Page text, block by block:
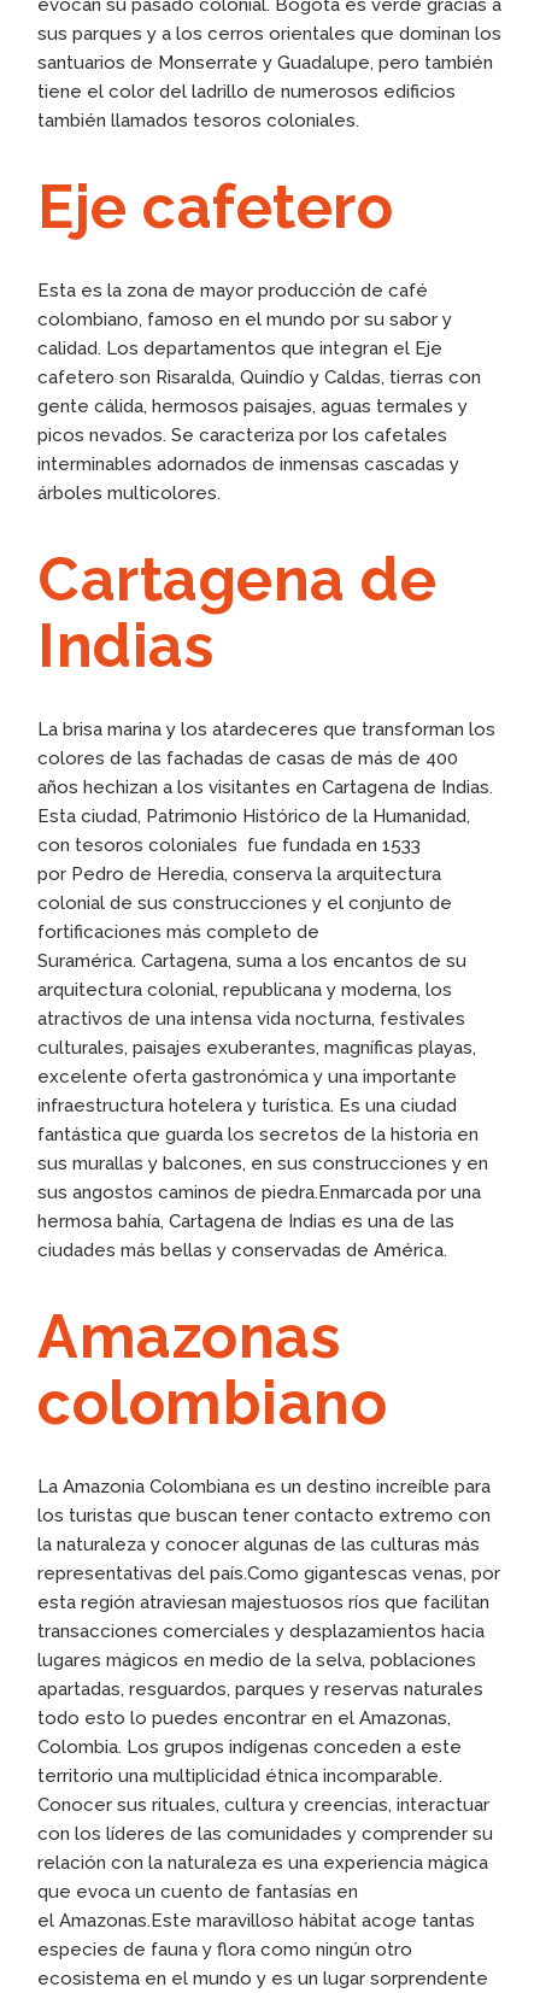
evocan su pasado colonial. Bogotá es verde gracias a
sus parques y a los cerros orientales que dominan los
santuarios de Monserrate y Guadalupe, pero también
tiene el color del ladrillo de numerosos edificios
también llamados tesoros coloniales.
Eje cafetero
Esta es la zona de mayor producción de café
colombiano, famoso en el mundo por su sabor y
calidad. Los departamentos que integran el Eje
cafetero son Risaralda, Quindío y Caldas, tierras con
gente cálida, hermosos paisajes, aguas termales y
picos nevados. Se caracteriza por los cafetales
interminables adornados de inmensas cascadas y
árboles multicolores.
Cartagena de
Indias
La brisa marina y los atardeceres que transforman los
colores de las fachadas de casas de más de 400
años hechizan a los visitantes en Cartagena de Indias.
Esta ciudad, Patrimonio Histórico de la Humanidad,
con tesoros coloniales fue fundada en 1533
por Pedro de Heredia, conserva la arquitectura
colonial de sus construcciones y el conjunto de
fortificaciones más completo de
Suramérica. Cartagena, suma a los encantos de su
arquitectura colonial, republicana y moderna, los
atractivos de una intensa vida nocturna, festivales
culturales, paisajes exuberantes, magníficas playas,
excelente oferta gastronómica y una importante
infraestructura hotelera y turística. Es una ciudad
fantástica que guarda los secretos de la historia en
sus murallas y balcones, en sus construcciones y en
sus angostos caminos de piedra.Enmarcada por una
hermosa bahía, Cartagena de Indias es una de las
ciudades más bellas y conservadas de América.
Amazonas
colombiano
La Amazonia Colombiana es un destino increíble para
los turistas que buscan tener contacto extremo con
la naturaleza y conocer algunas de las culturas más
representativas del país.Como gigantescas venas, por
esta región atraviesan majestuosos ríos que facilitan
transacciones comerciales y desplazamientos hacia
lugares mágicos en medio de la selva, poblaciones
apartadas, resguardos, parques y reservas naturales
todo esto lo puedes encontrar en el Amazonas,
Colombia. Los grupos indígenas conceden a este
territorio una multiplicidad étnica incomparable.
Conocer sus rituales, cultura y creencias, interactuar
con los líderes de las comunidades y comprender su
relación con la naturaleza es una experiencia mágica
que evoca un cuento de fantasías en
el Amazonas.Este maravilloso hábitat acoge tantas
especies de fauna y flora como ningún otro
ecosistema en el mundo y es un lugar sorprendente